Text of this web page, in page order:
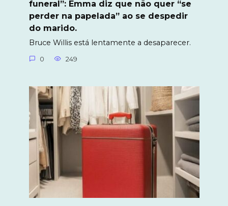
funeral”: Emma diz que não quer “se
perder na papelada” ao se despedir
do marido.
Bruce Willis está lentamente a desaparecer.
0 249